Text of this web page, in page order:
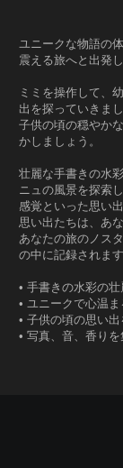
ユニークな物語の
震える旅へと出発
ミミを操作して、
出を探っていきま
子供の頃の穏やか
かしましょう。
壮麗な手書きの水
ニュの風景を探索
感覚といった思い
思い出たちは、あ
あなたの旅のノス
の中に記録されます
• 手書きの水彩の
• ユニークで心温
• 子供の頃の思い
• 写真、音、香り